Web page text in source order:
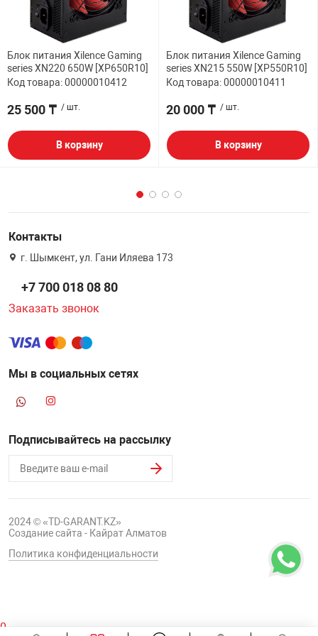
Блок питания Xilence Gaming
series XN220 650W [XP650R10]
Код товара: 00000010412
25 500 ₸ / шт.
В корзину
Блок питания Xilence Gaming
series XN215 550W [XP550R10]
Код товара: 00000010411
20 000 ₸ / шт.
В корзину
Контакты
г. Шымкент, ул. Гани Иляева 173
+7 700 018 08 80
Заказать звонок
Мы в социальных сетях
Подписывайтесь на рассылку
2024 © «TD-GARANT.KZ»
Создание сайта - Кайрат Алматов
Политика конфиденциальности
0